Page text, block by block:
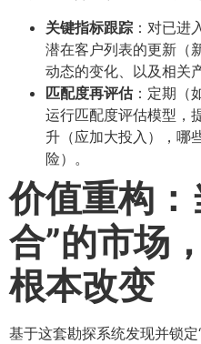
关键指标跟踪 ：对已进
潜在客户列表的更新（
动态的变化、以及相关
匹配度再评估：定期（
运行匹配度评估模型，
升（应加大投入），哪
险）。
价值重构
合”的市场
根本改变
基于这套勘探系统发现并锁